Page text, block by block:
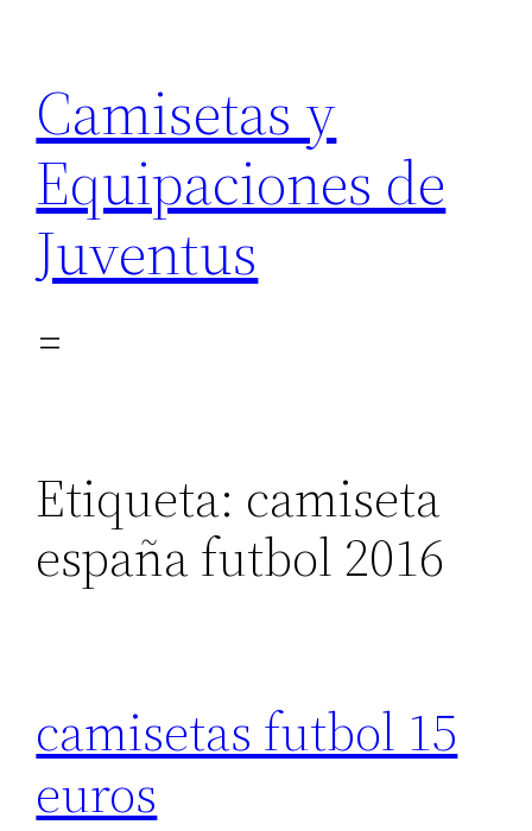
contenido
Camisetas y
Equipaciones de
Juventus
Etiqueta: camiseta
españa futbol 2016
camisetas futbol 15
euros